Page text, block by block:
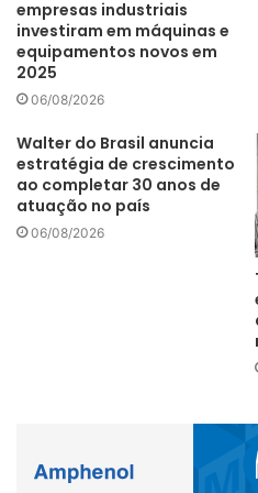
Para garantirem a
empresários foram obrigados
trabalho com diminuição
suspenderem os contratos. O
56% dos empresários
do governo federal e 53%
Os dados mostram que
empresários consideram
medidas de segurança contra
empresas industriais
investiram em máquinas e
equipamentos novos em
2025
06/08/2026
Walter do Brasil anuncia
estratégia de crescimento
ao completar 30 anos de
atuação no país
06/08/2026